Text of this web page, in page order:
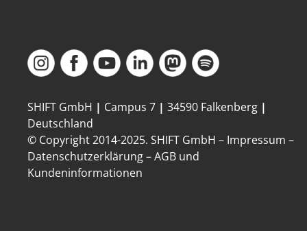
SHIFT GmbH | Campus 7 | 34590 Falkenberg |
Deutschland
© Copyright 2014-2025. SHIFT GmbH – Impressum –
Datenschutzerklärung–AGB und
Kundeninformationen